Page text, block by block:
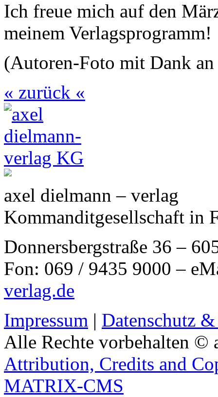
Ich freue mich auf den
meinem Verlagsprogramm!
(Autoren-Foto mit Dank
« zurück «
axel dielmann – verlag
Kommanditgesellschaft in
Donnersbergstraße 36 –
Fon: 069 / 9435 9000 –
verlag.de
Impressum | Datenschutz
Alle Rechte vorbehalten ©
Attribution, Credits and
MATRIX-CMS